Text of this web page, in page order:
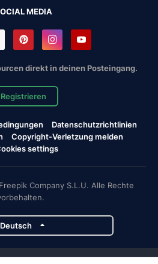
MEDIA
direkt in deinen Posteingang.
Registrieren
Datenschutzrichtlinien
Copyright-Verletzung melden
settings
Company S.L.U. Alle Rechte
Deutsch